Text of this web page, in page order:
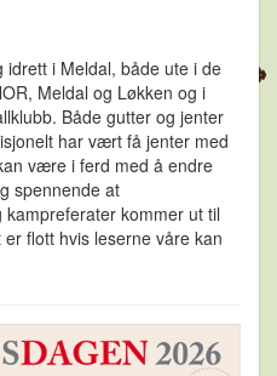
i Meldal, både ute i de
Meldal og Løkken og i
Både gutter og jenter
har vært få jenter med
være i ferd med å endre
spennende at
kommer ut til
flott hvis leserne våre kan